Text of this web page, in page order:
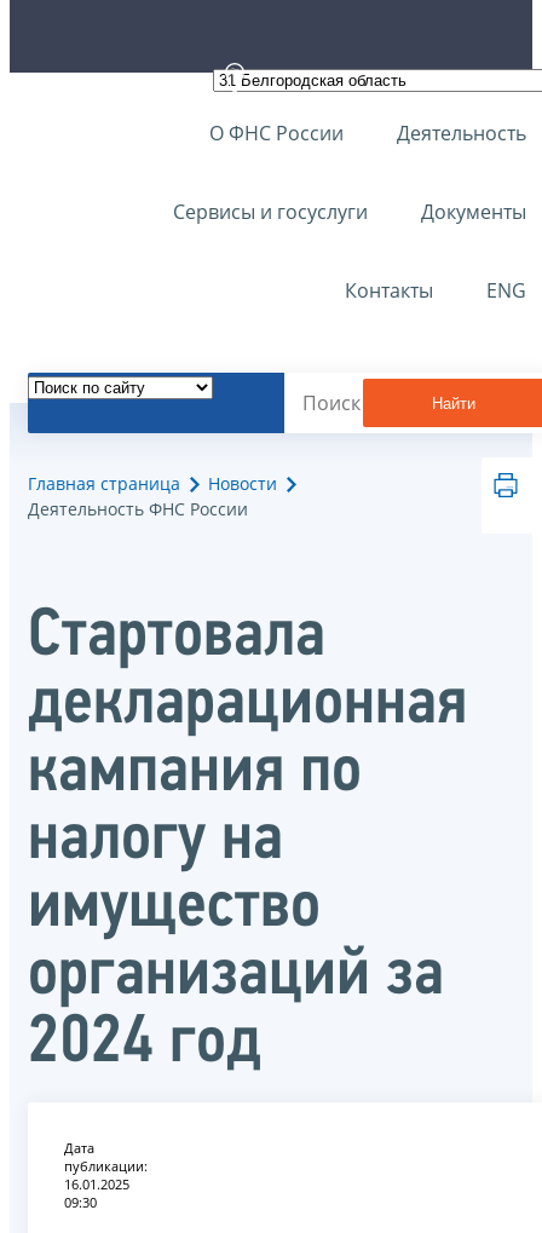
О ФНС России Деятельность
Сервисы и госуслуги Документы
Контакты ENG
Найти
Главная страница
Новости
Деятельность ФНС России
Стартовала
декларационная
кампания по
налогу на
имущество
организаций за
2024 год
Дата
публикации:
16.01.2025
09:30